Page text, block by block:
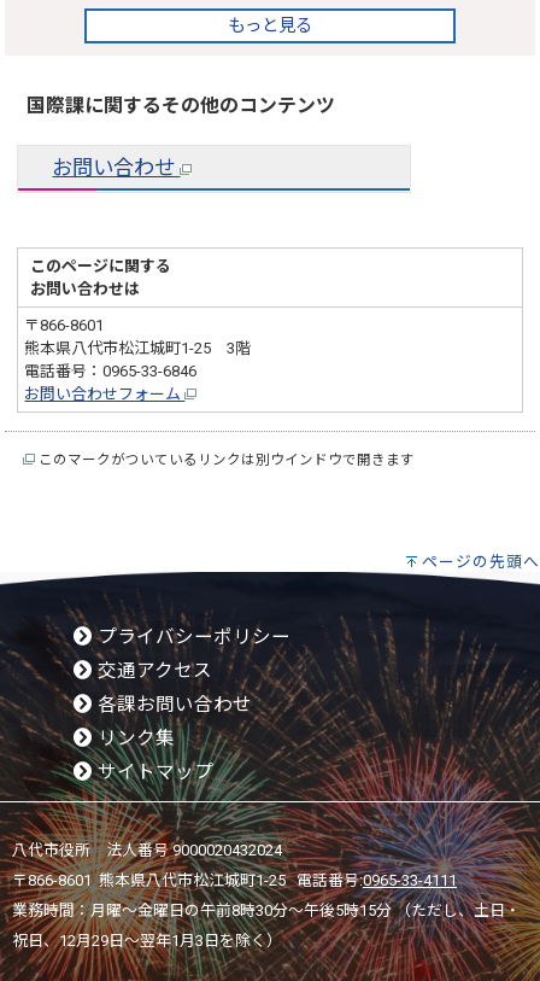
もっと見る
国際課に関するその他のコンテンツ
お問い合わせ
このページに関する
お問い合わせは
〒866-8601
熊本県八代市松江城町1-25 3階
電話番号：0965-33-6846
お問い合わせフォーム
このマークがついているリンクは別ウインドウで開きます
ページの先頭へ
プライバシーポリシー
交通アクセス
各課お問い合わせ
リンク集
サイトマップ
八代市役所 法人番号 9000020432024
〒866-8601 熊本県八代市松江城町1-25 電話番号:0965-33-4111
業務時間：月曜～金曜日の午前8時30分～午後5時15分 （ただし、土日・
祝日、12月29日～翌年1月3日を除く）